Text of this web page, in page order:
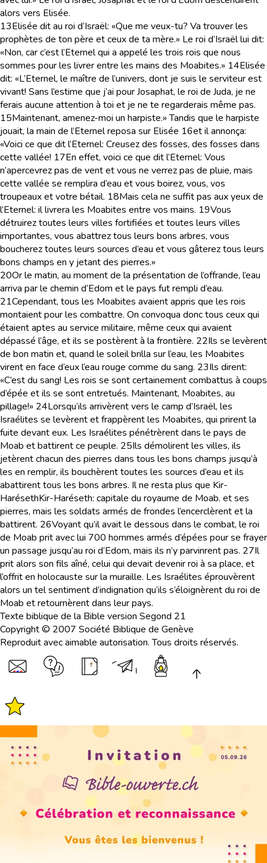
alors vers Elisée.
13Elisée dit au roi d’Israël: «Que me veux-tu? Va trouver les
prophètes de ton père et ceux de ta mère.» Le roi d’Israël lui dit:
«Non, car c’est l’Eternel qui a appelé les trois rois que nous
sommes pour les livrer entre les mains des Moabites.» 14Elisée
dit: «L’Eternel, le maître de l’univers, dont je suis le serviteur est
vivant! Sans l’estime que j’ai pour Josaphat, le roi de Juda, je ne
ferais aucune attention à toi et je ne te regarderais même pas.
15Maintenant, amenez-moi un harpiste.» Tandis que le harpiste
jouait, la main de l’Eternel reposa sur Elisée 16et il annonça:
«Voici ce que dit l’Eternel: Creusez des fosses, des fosses dans
cette vallée! 17En effet, voici ce que dit l’Eternel: Vous
n’apercevrez pas de vent et vous ne verrez pas de pluie, mais
cette vallée se remplira d’eau et vous boirez, vous, vos
troupeaux et votre bétail. 18Mais cela ne suffit pas aux yeux de
l’Eternel: il livrera les Moabites entre vos mains. 19Vous
détruirez toutes leurs villes fortifiées et toutes leurs villes
importantes, vous abattrez tous leurs bons arbres, vous
boucherez toutes leurs sources d’eau et vous gâterez tous leurs
bons champs en y jetant des pierres.»
20Or le matin, au moment de la présentation de l’offrande, l’eau
arriva par le chemin d’Edom et le pays fut rempli d’eau.
21Cependant, tous les Moabites avaient appris que les rois
montaient pour les combattre. On convoqua donc tous ceux qui
étaient aptes au service militaire, même ceux qui avaient
dépassé l’âge, et ils se postèrent à la frontière. 22Ils se levèrent
de bon matin et, quand le soleil brilla sur l’eau, les Moabites
virent en face d’eux l’eau rouge comme du sang. 23Ils dirent:
«C’est du sang! Les rois se sont certainement combattus à coups
d’épée et ils se sont entretués. Maintenant, Moabites, au
pillage!» 24Lorsqu’ils arrivèrent vers le camp d’Israël, les
Israélites se levèrent et frappèrent les Moabites, qui prirent la
fuite devant eux. Les Israélites pénétrèrent dans le pays de
Moab et battirent ce peuple. 25Ils démolirent les villes, ils
jetèrent chacun des pierres dans tous les bons champs jusqu’à
les en remplir, ils bouchèrent toutes les sources d’eau et ils
abattirent tous les bons arbres. Il ne resta plus que Kir-
HarésethKir-Haréseth: capitale du royaume de Moab. et ses
pierres, mais les soldats armés de frondes l’encerclèrent et la
battirent. 26Voyant qu’il avait le dessous dans le combat, le roi
de Moab prit avec lui 700 hommes armés d’épées pour se frayer
un passage jusqu’au roi d’Edom, mais ils n’y parvinrent pas. 27Il
prit alors son fils aîné, celui qui devait devenir roi à sa place, et
l’offrit en holocauste sur la muraille. Les Israélites éprouvèrent
alors un tel sentiment d’indignation qu’ils s’éloignèrent du roi de
Moab et retournèrent dans leur pays.
Texte biblique de la Bible version Segond 21
Copyright © 2007 Société Biblique de Genève
Reproduit avec aimable autorisation. Tous droits réservés.